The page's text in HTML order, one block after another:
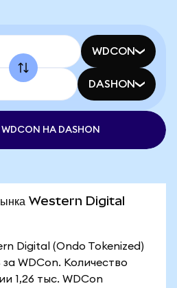
WDCON
DASHON
НА DASHON
Western Digital
Digital (Ondo Tokenized)
WDCon. Количество
1,26 тыс. WDCon